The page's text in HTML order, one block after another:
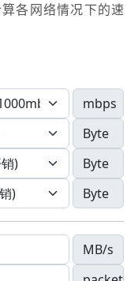
各网络情况下的速